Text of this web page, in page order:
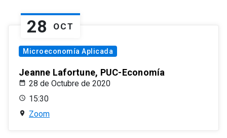
28 OCT
Microeconomía Aplicada
Jeanne Lafortune, PUC-Economía
28 de Octubre de 2020
15:30
Zoom